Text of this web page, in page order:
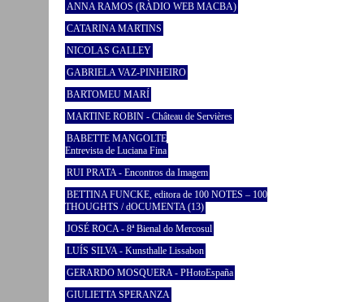
ANNA RAMOS (RÀDIO WEB MACBA)
CATARINA MARTINS
NICOLAS GALLEY
GABRIELA VAZ-PINHEIRO
BARTOMEU MARÍ
MARTINE ROBIN - Château de Servières
BABETTE MANGOLTE
Entrevista de Luciana Fina
RUI PRATA - Encontros da Imagem
BETTINA FUNCKE, editora de 100 NOTES – 100
THOUGHTS / dOCUMENTA (13)
JOSÉ ROCA - 8ª Bienal do Mercosul
LUÍS SILVA - Kunsthalle Lissabon
GERARDO MOSQUERA - PHotoEspaña
GIULIETTA SPERANZA